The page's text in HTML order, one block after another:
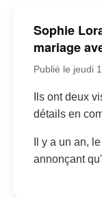
Sophie
mariage
Publié le jeudi
Ils ont deux
détails en
Il y a un an,
annonçant